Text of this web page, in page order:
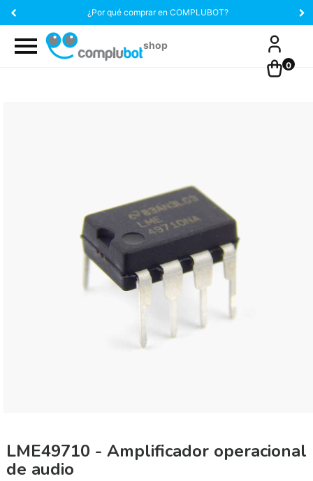
¿Por qué comprar en COMPLUBOT?
0
LME49710 - Amplificador operacional
de audio